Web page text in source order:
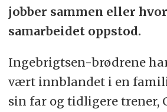
jobber sammen eller
samarbeidet oppstod.
Ingebrigtsen-brødrene
vært innblandet i en
sin far og tidligere trener,